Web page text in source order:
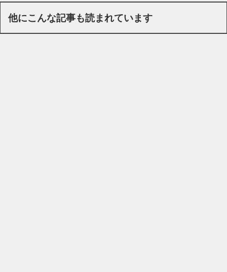
他にこんな記事も読まれています